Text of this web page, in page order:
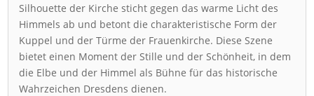
Silhouette der Kirche sticht gegen das warme Licht des
Himmels ab und betont die charakteristische Form der
Kuppel und der Türme der Frauenkirche. Diese Szene
bietet einen Moment der Stille und der Schönheit, in dem
die Elbe und der Himmel als Bühne für das historische
Wahrzeichen Dresdens dienen.